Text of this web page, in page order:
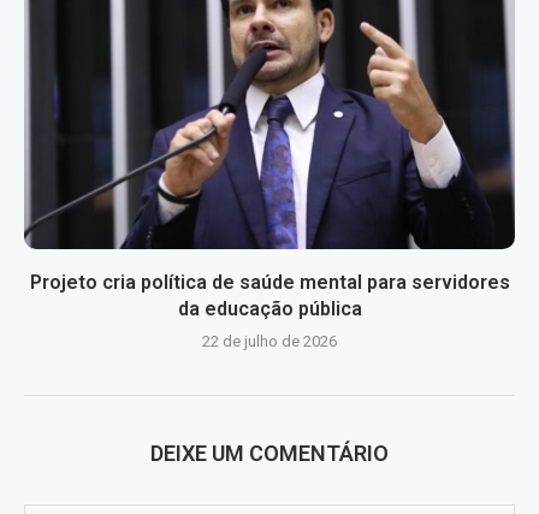
Projeto cria política de saúde mental para servidores
da educação pública
22 de julho de 2026
DEIXE UM COMENTÁRIO